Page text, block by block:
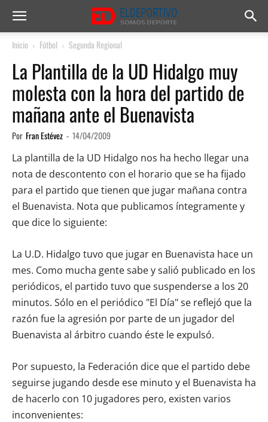
Inicio Fútbol Segunda Regional
La Plantilla de la UD Hidalgo muy
molesta con la hora del partido de
mañana ante el Buenavista
Por Fran Estévez - 14/04/2009
La plantilla de la UD Hidalgo nos ha hecho llegar una
nota de descontento con el horario que se ha fijado
para el partido que tienen que jugar mañana contra
el Buenavista. Nota que publicamos íntegramente y
que dice lo siguiente:
La U.D. Hidalgo tuvo que jugar en Buenavista hace un
mes. Como mucha gente sabe y salió publicado en los
periódicos, el partido tuvo que suspenderse a los 20
minutos. Sólo en el periódico "El Día" se reflejó que la
razón fue la agresión por parte de un jugador del
Buenavista al árbitro cuando éste le expulsó.
Por supuesto, la Federación dice que el partido debe
seguirse jugando desde ese minuto y el Buenavista ha
de hacerlo con 10 jugadores pero, existen varios
inconvenientes: